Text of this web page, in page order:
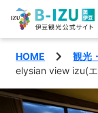
伊豆半島を知る
伊豆のみどころ
HOME
観光
elysian view izu(